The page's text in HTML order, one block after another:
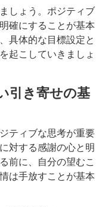
しょう。ポジティブ
確にすることが基本
具体的な目標設定と
起こしていきましょ
引き寄せの基
ティブな思考が重要
対する感謝の心と明
前に、自分の望むこ
は手放すことが基本